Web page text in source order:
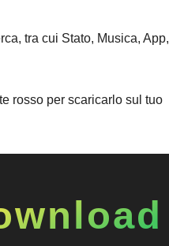
tra cui Stato, Musica, App,
rosso per scaricarlo sul tuo